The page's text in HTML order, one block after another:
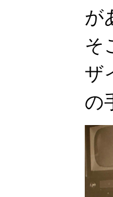
が
そ
ザ
の